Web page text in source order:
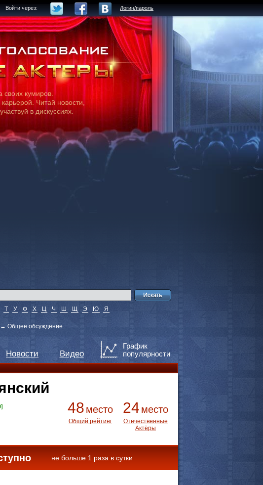
Войти через: Логин/пароль
своих кумиров.
Читай новости,
в дискуссиях.
Т У Ф Х Ц Ч Ш Щ Э Ю Я
→ Общее обсуждение
Новости Видео
График
популярности
48 место
Общий рейтинг
24 место
Отечественные
Актёры
не больше 1 раза в сутки